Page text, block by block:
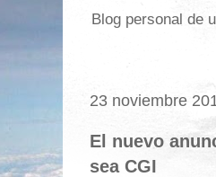
Blog personal de
23 noviembre
El nuevo
sea CGI